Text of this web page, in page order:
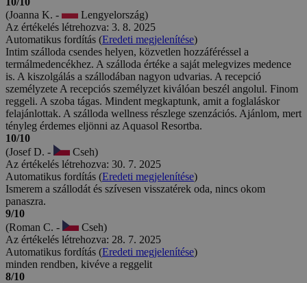
(Joanna K. -
Lengyelország)
Az értékelés létrehozva: 3. 8. 2025
Automatikus fordítás (Eredeti megjelenítése)
Intim szálloda csendes helyen, közvetlen hozzáféréssel a
termálmedencékhez. A szálloda értéke a saját melegvizes medence
is. A kiszolgálás a szállodában nagyon udvarias. A recepció
személyzete A recepciós személyzet kiválóan beszél angolul. Finom
reggeli. A szoba tágas. Mindent megkaptunk, amit a foglaláskor
felajánlottak. A szálloda wellness részlege szenzációs. Ajánlom, mert
tényleg érdemes eljönni az Aquasol Resortba.
10/10
(Josef D. -
Cseh)
Az értékelés létrehozva: 30. 7. 2025
Automatikus fordítás (Eredeti megjelenítése)
Ismerem a szállodát és szívesen visszatérek oda, nincs okom
panaszra.
9/10
(Roman C. -
Cseh)
Az értékelés létrehozva: 28. 7. 2025
Automatikus fordítás (Eredeti megjelenítése)
minden rendben, kivéve a reggelit
8/10